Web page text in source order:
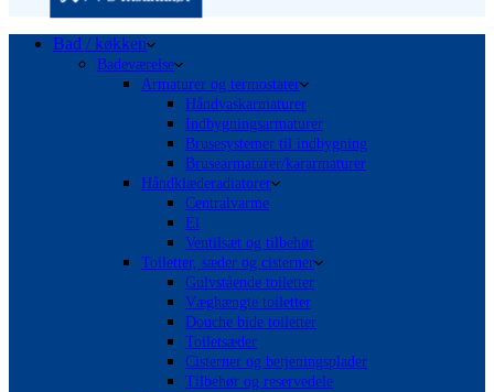
Bad / køkken
Badeværelse
Armaturer og termostater
Håndvaskarmaturer
Indbygningsarmaturer
Brusesystemer til indbygning
Brusearmaturer/kararmaturer
Håndklæderadiatorer
Centralvarme
El
Ventilsæt og tilbehør
Toiletter, sæder og cisterner
Gulvstående toiletter
Væghængte toiletter
Douche bide toiletter
Toiletsæder
Cisterner og betjeningsplader
Tilbehør og reservedele